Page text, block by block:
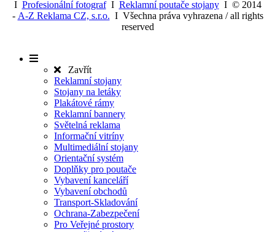
I Profesionální fotografI Reklamní poutače stojanyI © 2014
- A-Z Reklama CZ, s.r.o. I Všechna práva vyhrazena / all rights
reserved
Zavřít
Reklamní stojany
Stojany na letáky
Plakátové rámy
Reklamní bannery
Světelná reklama
Informační vitríny
Multimediální stojany
Orientační systém
Doplňky pro poutače
Vybavení kanceláří
Vybavení obchodů
Transport-Skladování
Ochrana-Zabezpečení
Pro Veřejné prostory